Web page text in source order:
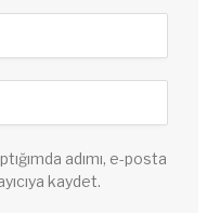
adımı, e-posta
kaydet.